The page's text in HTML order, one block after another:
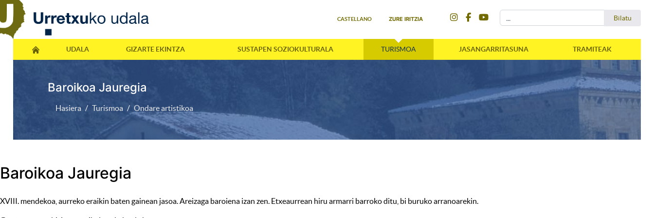
CASTELLANO ZURE IRITZIA Bilatu
UDALA GIZARTE EKINTZA SUSTAPEN SOZIOKULTURALA TURISMOA JASANGARRITASUNA TRAMITEAK
Baroikoa Jauregia
Hasiera Turismoa Ondare artistikoa
Baroikoa Jauregia
XVIII. mendekoa, aurreko eraikin baten gainean jasoa. Areizaga baroiena izan zen. Etxeaurrean hiru armarri barroko ditu, bi buruko arranoarekin.